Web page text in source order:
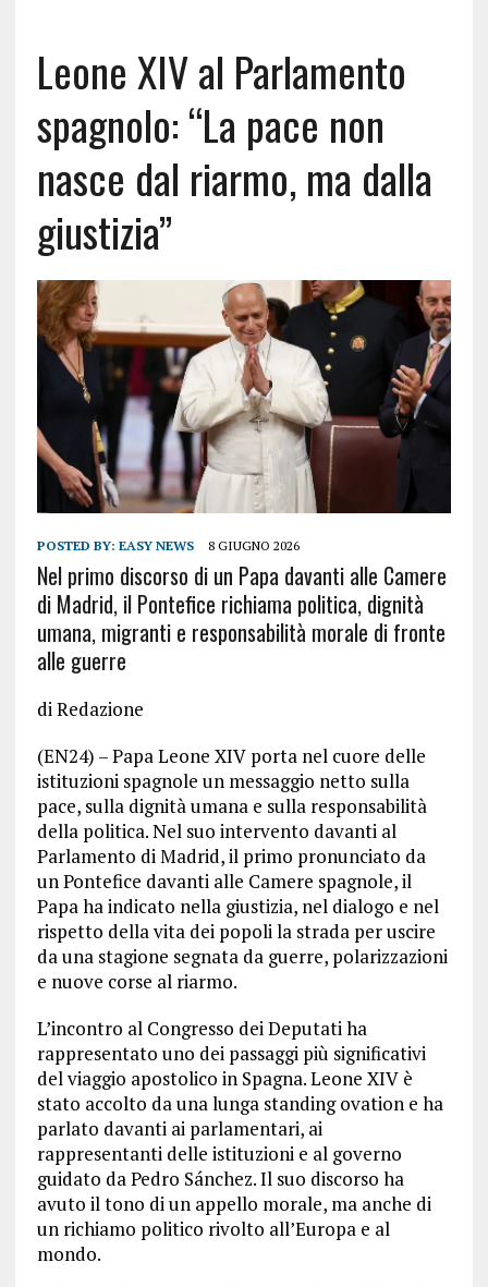
Leone XIV al Parlamento
spagnolo: “La pace non
nasce dal riarmo, ma dalla
giustizia”
POSTED BY: EASY NEWS 8 GIUGNO 2026
Nel primo discorso di un Papa davanti alle Camere
di Madrid, il Pontefice richiama politica, dignità
umana, migranti e responsabilità morale di fronte
alle guerre
di Redazione
(EN24) – Papa Leone XIV porta nel cuore delle
istituzioni spagnole un messaggio netto sulla
pace, sulla dignità umana e sulla responsabilità
della politica. Nel suo intervento davanti al
Parlamento di Madrid, il primo pronunciato da
un Pontefice davanti alle Camere spagnole, il
Papa ha indicato nella giustizia, nel dialogo e nel
rispetto della vita dei popoli la strada per uscire
da una stagione segnata da guerre, polarizzazioni
e nuove corse al riarmo.
L’incontro al Congresso dei Deputati ha
rappresentato uno dei passaggi più significativi
del viaggio apostolico in Spagna. Leone XIV è
stato accolto da una lunga standing ovation e ha
parlato davanti ai parlamentari, ai
rappresentanti delle istituzioni e al governo
guidato da Pedro Sánchez. Il suo discorso ha
avuto il tono di un appello morale, ma anche di
un richiamo politico rivolto all’Europa e al
mondo.